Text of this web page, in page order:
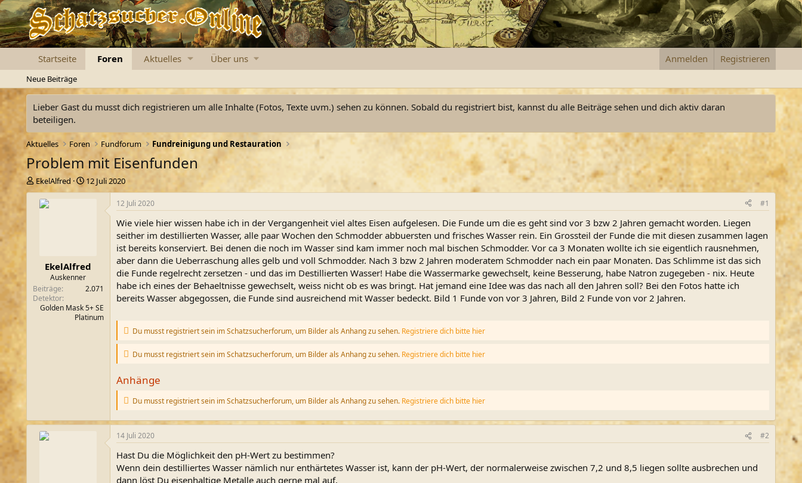
Startseite Foren Aktuelles Über uns Anmelden Registrieren
Neue Beiträge
Lieber Gast du musst dich registrieren um alle Inhalte (Fotos, Texte uvm.) sehen zu können. Sobald du registriert bist, kannst du alle Beiträge sehen und dich aktiv daran
beteiligen.
Aktuelles Foren Fundforum Fundreinigung und Restauration
Problem mit Eisenfunden
E
r
EkelAlfred
E
r
a
m
12 Juli 2020
EkelAlfred
Auskenner
Beiträge
2.071
Detektor
Golden Mask 5+ SE
Platinum
12 Juli 2020 #1
Wie viele hier wissen habe ich in der Vergangenheit viel altes Eisen aufgelesen. Die Funde um die es geht sind vor 3 bzw 2 Jahren gemacht worden. Liegen
seither im destillierten Wasser, alle paar Wochen den Schmodder abbuersten und frisches Wasser rein. Ein Grossteil der Funde die mit diesen zusammen lagen
ist bereits konserviert. Bei denen die noch im Wasser sind kam immer noch mal bischen Schmodder. Vor ca 3 Monaten wollte ich sie eigentlich rausnehmen,
aber dann die Ueberraschung alles gelb und voll Schmodder. Nach 3 bzw 2 Jahren moderatem Schmodder nach ein paar Monaten. Das Schlimme ist das sich
die Funde regelrecht zersetzen - und das im Destillierten Wasser! Habe die Wassermarke gewechselt, keine Besserung, habe Natron zugegeben - nix. Heute
habe ich eines der Behaeltnisse gewechselt, weiss nicht ob es was bringt. Hat jemand eine Idee was das nach all den Jahren soll? Bei den Fotos hatte ich
bereits Wasser abgegossen, die Funde sind ausreichend mit Wasser bedeckt. Bild 1 Funde von vor 3 Jahren, Bild 2 Funde von vor 2 Jahren.
Du musst registriert sein im Schatzsucherforum, um Bilder als Anhang zu sehen. Registriere dich bitte hier
Du musst registriert sein im Schatzsucherforum, um Bilder als Anhang zu sehen. Registriere dich bitte hier
Anhänge
Du musst registriert sein im Schatzsucherforum, um Bilder als Anhang zu sehen. Registriere dich bitte hier
14 Juli 2020 #2
Hast Du die Möglichkeit den pH-Wert zu bestimmen?
Wenn dein destilliertes Wasser nämlich nur enthärtetes Wasser ist, kann der pH-Wert, der normalerweise zwischen 7,2 und 8,5 liegen sollte ausbrechen und
dann löst Du eisenhaltige Metalle auch gerne mal auf.